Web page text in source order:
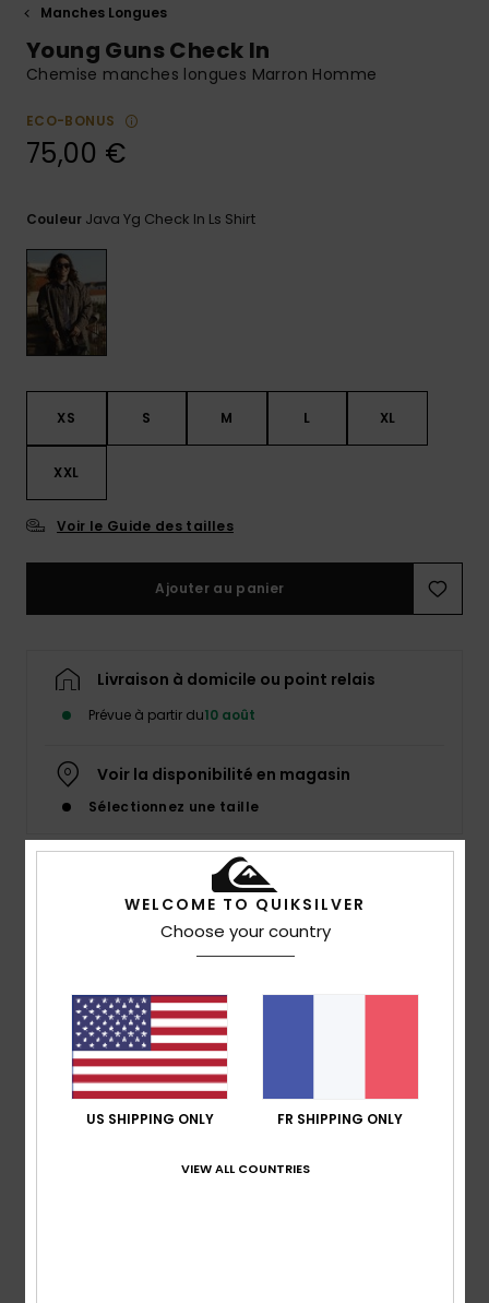
obtenir la
plus rapide
à votre
question.
réponses
Consulter
la FAQ
Manches Longues
Young Guns Check In
Chemise manches longues Marron Homme
ECO-BONUS
75,00 €
Couleur Java Yg Check In Ls Shirt
XS S M L XL
XXL
Voir le Guide des tailles
Ajouter au panier
Livraison à domicile ou point relais
Prévue à partir du10 août
Voir la disponibilité en magasin
Sélectionnez une taille
Description
Tout est parti d'un coup de pinceau, qui a changé le
performance, le mouvement Young Guns était né. Vingt
ans plus tard, la révolution continue.
Details & caractéristiques
Livraison & Retours
WELCOME TO QUIKSILVER
Choose your country
US SHIPPING ONLY FR SHIPPING ONLY
VIEW ALL COUNTRIES